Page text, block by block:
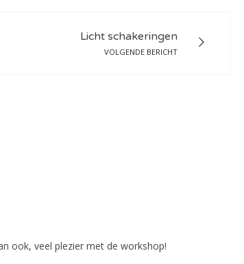
Licht schakeringen
VOLGENDE BERICHT
ook, veel plezier met de workshop!